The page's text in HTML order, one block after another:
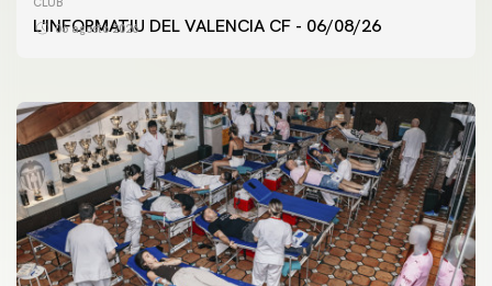
L'INFORMATIU DEL VALENCIA CF - 06/08/26
06 agosto 2026
ENTRENAMIENTO DEL VALENCIA CF 6/8/2026